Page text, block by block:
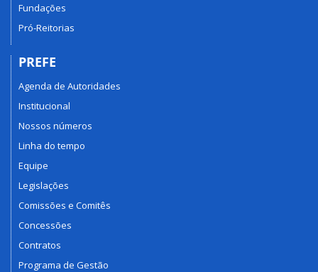
Fundações
Pró-Reitorias
PREFE
Agenda de Autoridades
Institucional
Nossos números
Linha do tempo
Equipe
Legislações
Comissões e Comitês
Concessões
Contratos
Programa de Gestão